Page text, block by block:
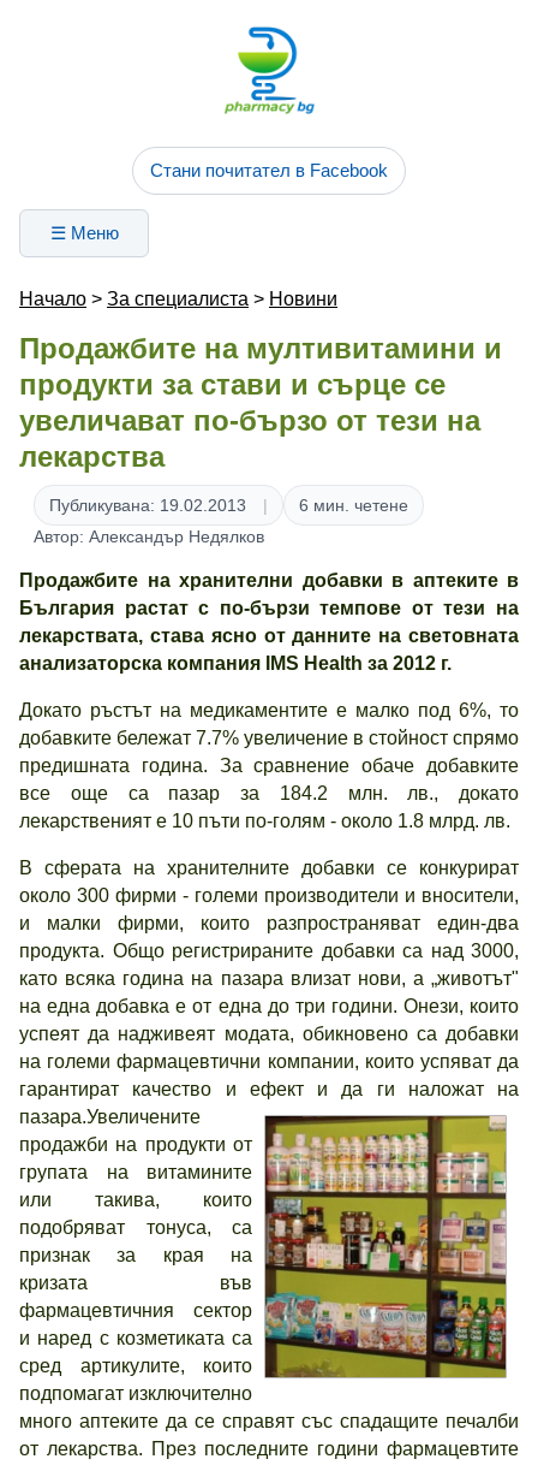
Стани почитател в Facebook
☰ Меню
Начало > За специалиста > Новини
Продажбите на мултивитамини и
продукти за стави и сърце се
увеличават по-бързо от тези на
лекарства
Публикувана: 19.02.2013
6 мин. четене
Автор: Александър Недялков
Продажбите на хранителни добавки в аптеките в
България растат с по-бързи темпове от тези на
лекарствата, става ясно от данните на световната
анализаторска компания IMS Health за 2012 г.
Докато ръстът на медикаментите е малко под 6%, то
добавките бележат 7.7% увеличение в стойност спрямо
предишната година. За сравнение обаче добавките
все още са пазар за 184.2 млн. лв., докато
лекарственият е 10 пъти по-голям - около 1.8 млрд. лв.
В сферата на хранителните добавки се конкурират
около 300 фирми - големи производители и вносители,
и малки фирми, които разпространяват един-два
продукта. Общо регистрираните добавки са над 3000,
като всяка година на пазара влизат нови, а „животът"
на една добавка е от една до три години. Онези, които
успеят да надживеят модата, обикновено са добавки
на големи фармацевтични компании, които успяват да
гарантират качество и ефект и да ги наложат на
пазара.Увеличените
продажби на продукти от
групата на витамините
или такива, които
подобряват тонуса, са
признак за края на
кризата във
фармацевтичния сектор
и наред с козметиката са
сред артикулите, които
подпомагат изключително
много аптеките да се справят със спадащите печалби
от лекарства. През последните години фармацевтите